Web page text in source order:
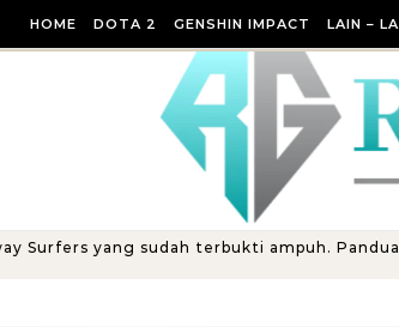
HOME DOTA 2 GENSHIN IMPACT LAIN –
Surfers yang sudah terbukti ampuh.